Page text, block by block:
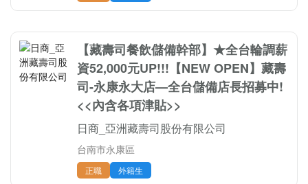
【藏壽司餐飲儲備幹部】★全台輪調薪
資52,000元UP!!!【NEW OPEN】藏壽
司-永康永大店—全台儲備店長招募中!
<<內含各項津貼>>
日商_亞洲藏壽司股份有限公司
台南市永康區
正職 外籍生